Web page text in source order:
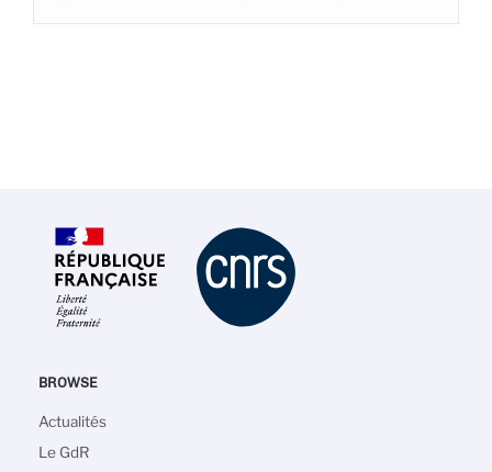
BROWSE
Navigation
principale
Actualités
Le GdR